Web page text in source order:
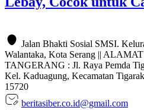
Jalan Bhakti Sosial SMSI.
Walantaka, Kota Serang ||
TANGERANG : Jl. Raya Pemda
Kel. Kaduagung, Kecamatan
15720
beritasiber.co.id@gmail.com